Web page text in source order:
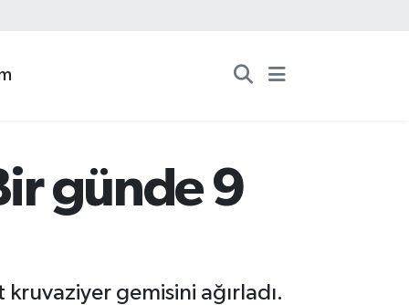
günde 9
kruvaziyer gemisini ağırladı.